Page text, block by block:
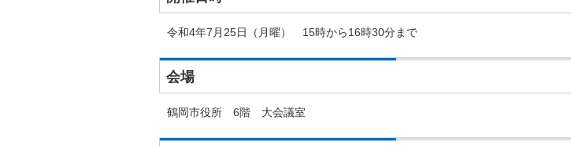
令和4年7月25日（月曜） 15時から16時30分まで
会場
鶴岡市役所 6階 大会議室